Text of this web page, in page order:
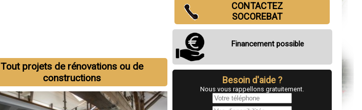
Tout projets de rénovations ou de
constructions
CONTACTEZ
SOCOREBAT
Financement possible
Besoin d'aide ?
Nous vous rappellons gratuitement.